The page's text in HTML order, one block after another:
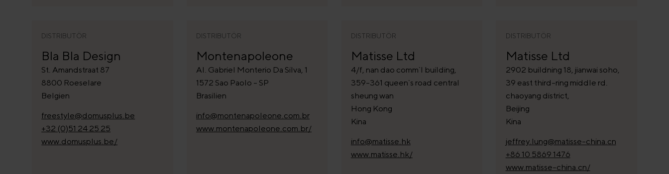
DISTRIBUTÖR
Bla Bla Design
St. Amandstraat 87
8800 Roeselare
Belgien
freestyle@domusplus.be
+32 (0)51 24 25 25
www.domusplus.be/
DISTRIBUTÖR
Montenapoleone
Al. Gabriel Monterio Da Silva, 1
1572 Sao Paolo - SP
Brasilien
info@montenapoleone.com.br
www.montenapoleone.com.br/
DISTRIBUTÖR
Matisse Ltd
4/f, nan dao comm`l building,
359-361 queen`s road central
sheung wan
Hong Kong
Kina
info@matisse.hk
www.matisse.hk/
DISTRIBUTÖR
Matisse Ltd
2902 buildning 18, jianwai soho,
39 east third-ring middle rd.
chaoyang district,
Beijing
Kina
jeffrey.lung@matisse-china.cn
+86 10 5869 1476
www.matisse-china.cn/